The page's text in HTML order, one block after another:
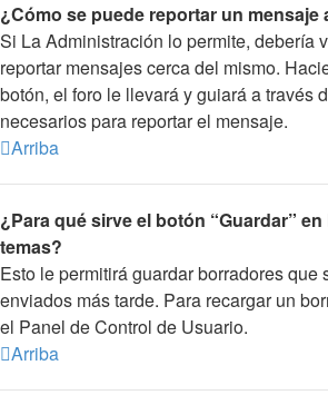
¿Cómo se puede reportar un mensaje
Si La Administración lo permite, debería
reportar mensajes cerca del mismo.
botón, el foro le llevará y guiará a través
necesarios para reportar el mensaje.
Arriba
¿Para qué sirve el botón “Guardar”
temas?
Esto le permitirá guardar borradores que
enviados más tarde. Para recargar un
el Panel de Control de Usuario.
Arriba